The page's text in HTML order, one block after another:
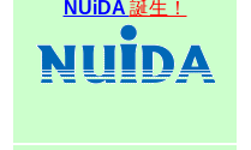
NUiDA 誕生！